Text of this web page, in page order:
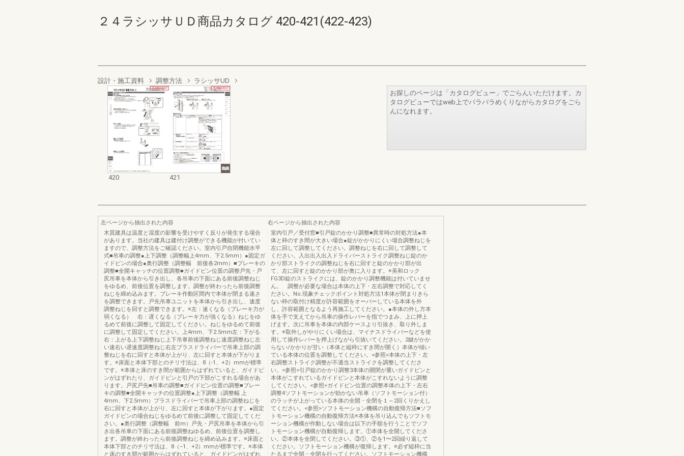
２４ラシッサＵＤ商品カタログ 420-421(422-423)
設計・施工資料 調整方法 ラシッサUD
420 421
お探しのページは「カタログビュー」でごらんいただけます。カ
タログビューではweb上でパラパラめくりながらカタログをごら
んになれます。
左ページから抽出された内容
木質建具は温度と湿度の影響を受けやすく反りが発生する場合
があります。当社の建具は建付け調整ができる機能が付いてい
ますので、調整方法をご確認ください。室内引戸自閉機能水平
式■吊車の調整●上下調整（調整幅上4mm、下2.5mm）●固定ガ
イドピンの場合●奥行調整（調整幅 前後各2mm）■ブレーキの
調整■全開キャッチの位置調整■ガイドピン位置の調整戸先・戸
尻吊車を本体から引き出し、各吊車の下面にある前後調整ねじ
をゆるめ、前後位置を調整します。調整が終わったら前後調整
ねじを締め込みます。ブレーキ作動区間内で本体が閉まる速さ
を調整できます。戸先吊車ユニットを本体から引き出し、速度
調整ねじを回すと調整できます。※左：速くなる（ブレーキ力が
弱くなる） 右：遅くなる（ブレーキ力が強くなる）ねじをゆ
るめて前後に調整して固定してください。ねじをゆるめて前後
に調整して固定してください。上4mm、下2.5mm左：下がる
右：上がる上下調整ねじ上下吊車前後調整ねじ速度調整ねじ左
い速右い遅速度調整ねじ右左プラスドライバーで吊車上部の調
整ねじを右に回すと本体が上がり、左に回すと本体が下がりま
す。※床面と本体下部とのチリ寸法は、8（-1、+2）mmが標準
です。※本体と床のすき間が範囲からはずれていると、ガイドピ
ンがはずれたり、ガイドピンと引戸の下部がこすれる場合があ
ります。戸尻戸先■吊車の調整■ガイドピン位置の調整■ブレー
キの調整■全開キャッチの位置調整●上下調整（調整幅 上
4mm、下2.5mm）プラスドライバーで吊車上部の調整ねじを
右に回すと本体が上がり、左に回すと本体が下がります。●固定
ガイドピンの場合ねじをゆるめて前後に調整して固定してくだ
さい。●奥行調整（調整幅 前m）戸先・戸尻吊車を本体から引
き出各吊車の下面にある前後調整ねゆるめ、前後位置を調整し
ます。調整が終わったら前後調整ねじを締め込みます。※床面と
本体下部とのチリ寸法は、8（−1、+2）mmが標準です。※本体
と床のすき間が範囲からはずれていると、ガイドピンがはずれ
右ページから抽出された内容
室内引戸／受付窓■引戸錠のかかり調整■異常時の対処方法●本
体と枠のすき間が大きい場合●錠がかかりにくい場合調整ねじを
左に回して調整してください。調整ねじを右に回して調整して
ください。入出出入出入ドライバーストライク調整ねじ錠のか
かり部ストライクの調整ねじを右に回すと錠のかかり部が出
て、左に回すと錠のかかり部が奥に入ります。※美和ロック
FG3D錠のストライクには、錠のかかり調整機能は付いていませ
ん。 調整が必要な場合は本体の上下・左右調整で対応してく
ださい。No.現象チェックポイント対処方法1本体が閉まりきら
ない枠の取付け精度が許容範囲をオーバーしている本体を外
し、許容範囲となるよう再施工してください。●本体の外し方本
体を手で支えてから吊車の操作レバーを指でつまみ、上に押上
げます。次に吊車を本体の内部ケースより引抜き、取り外しま
す。※取外しがやりにくい場合は、マイナスドライバーなどを使
用して操作レバーを押上げながら引抜いてください。2鍵がかか
らない/かかりが甘い（本体と縦枠にすき間が開く）本体が傾い
ている本体の位置を調整してください。<参照>本体の上下・左
右調整ストライク調整が不適当ストライクを調整してくださ
い。<参照>引戸錠のかかり調整3本体の開閉が重いガイドピンと
本体がこすれているガイドピンと本体がこすれないように調整
してください。<参照>ガイドピン位置の調整本体の上下・左右
調整4ソフトモーションが効かない吊車（ソフトモーション付）
のラッチが上がっている本体の全開・全閉を１～2回くりかえし
てください。<参照>ソフトモーション機構の自動復帰方法■ソフ
トモーション機構の自動復帰方法※本体を吊り込んでもソフトモ
ーション機構が作動しない場合は以下の手順を行うことでソフ
トモーション機構が自動復帰します。①本体を全開してくださ
い。②本体を全閉してください。③①、②を1〜2回繰り返して
ください。ソフトモーション機構が復帰します。※必ず縦枠に当
たるまで全開・全閉を行ってください。ソフトモーション機構